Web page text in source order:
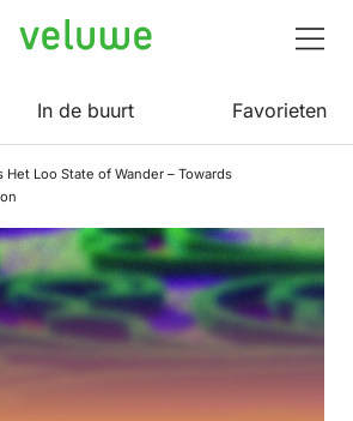
Veluwe
In de buurt Favorieten
Het Loo State of Wander – Towards